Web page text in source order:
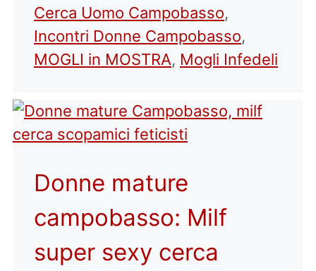
Cerca Uomo Campobasso,
Incontri Donne Campobasso,
MOGLI in MOSTRA, Mogli Infedeli
Donne mature
campobasso: Milf
super sexy cerca